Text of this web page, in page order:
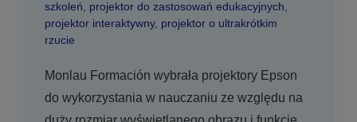
szkoleń
projektor do zastosowań edukacyjnych
projektor interaktywny, projektor o ultrakrótkim
rzucie
Monlau Formación wybrała projektory Epson
do wykorzystania w nauczaniu ze względu na